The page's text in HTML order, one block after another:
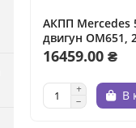
АКПП Mercedes
двигун ОМ651,
16459.00 ₴
В